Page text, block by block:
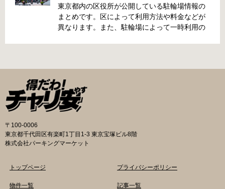
代田区 / 新宿区 / 品川区 / 港区 / 中央区 / 大田区
/ 北区 / 墨田区 / 渋谷区 / 葛飾区 千代田区で撤去
された場合 猿楽町保管場所 住所 千代田区神田
の地図が置いてあります） 東京メトロ半蔵門
線、都営新宿・三田線神保町駅から徒歩7分 大
手町高架下自転車保管場所 住所 千代田区大手町
二丁目4番 電話 050-2018-6466（千代田区自転
車対策コールセンター） 最寄駅 東京メトロ半蔵
線大手町駅B3出口 返還の際に必要な書類 返還
料 2,000円 自転車の鍵 身分証明証 千代田区HP
保管場所 住所 新宿区内藤町11番地 ※都立新
3896 最寄駅 東京メトロ丸ノ内線新宿三丁目駅
東京都内の区役所が公開している駐輪場情報の
まとめです。区によって利用方法や料金などが
異なります。また、駐輪場によって一時利用の
の自転車駐輪場 利用方法 利用登録申請書の提出
申請期間内に利用登録申請書（PDF：
1,396KB） と必要書類を環境まちづくり総務課
あてに郵送（申請期間消印有効）または、期間
内に環境まちづくり総務課（区役所5階5B窓
さい（郵送先・各出張所の受付時間）。電話・
ファクス・メールでは申請できません。 利用料
生活保護受給者免除（詳しくはお問い合わせく
3,000円（区内、区外在住を問わず） 定期利用
〒100-0006
東京都千代田区有楽町1丁目1-3 東京宝塚ビル8階
株式会社パーキングマーケット
トップページ
物件一覧
プライバシーポリシー
記事一覧